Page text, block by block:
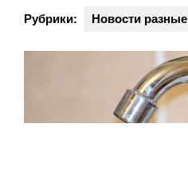
Рубрики: Новости разные